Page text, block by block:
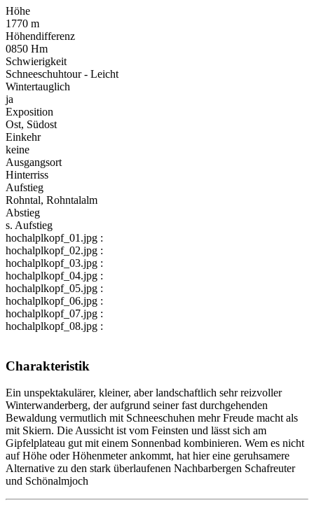
Höhe
1770 m
Höhendifferenz
0850 Hm
Schwierigkeit
Schneeschuhtour - Leicht
Wintertauglich
ja
Exposition
Ost, Südost
Einkehr
keine
Ausgangsort
Hinterriss
Aufstieg
Rohntal, Rohntalalm
Abstieg
s. Aufstieg
hochalplkopf_01.jpg :
hochalplkopf_02.jpg :
hochalplkopf_03.jpg :
hochalplkopf_04.jpg :
hochalplkopf_05.jpg :
hochalplkopf_06.jpg :
hochalplkopf_07.jpg :
hochalplkopf_08.jpg :
Charakteristik
Ein unspektakulärer, kleiner, aber landschaftlich sehr reizvoller
Winterwanderberg, der aufgrund seiner fast durchgehenden
Bewaldung vermutlich mit Schneeschuhen mehr Freude macht als
mit Skiern. Die Aussicht ist vom Feinsten und lässt sich am
Gipfelplateau gut mit einem Sonnenbad kombinieren. Wem es nicht
auf Höhe oder Höhenmeter ankommt, hat hier eine geruhsamere
Alternative zu den stark überlaufenen Nachbarbergen Schafreuter
und Schönalmjoch